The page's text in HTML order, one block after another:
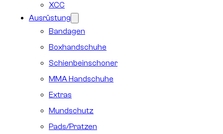
XCC
Ausrüstung
Bandagen
Boxhandschuhe
Schienbeinschoner
MMA Handschuhe
Extras
Mundschutz
Pads/Pratzen